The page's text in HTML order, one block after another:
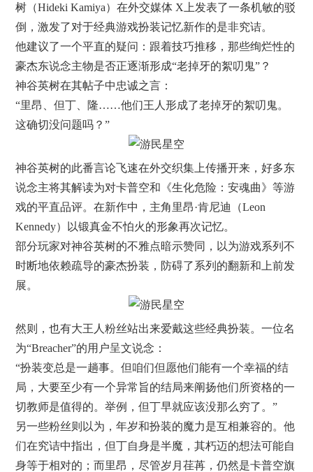
树（Hideki Kamiya）在外交媒体 X上发表了一条机敏的驳
倒，激发了对于经典游戏扮装记忆新作的是非究诘。
他建议了一个平直的疑问：跟着技巧推移，那些绚烂性的
豪杰东说念主物是否正逐渐形成“老掉牙的絮叨鬼”？
神谷英树在其帖子中忠诚之言：
“里昂、但丁、隆……他们王人形成了老掉牙的絮叨鬼。
这确切没问题吗？”
神谷英树的此番言论飞速在外交织集上传播开来，好多东
说念主将其解读为对卡普空和《生化危险：安魂曲》等游
戏的平直品评。在新作中，主角里昂·肯尼迪（Leon
Kennedy）以锻真金不怕火的形象再次记忆。
部分玩家对神谷英树的不雅点暗示赞同，以为游戏系列不
时断地依赖疏导的豪杰扮装，防碍了系列的翻新和上前发
展。
然则，也有大王人粉丝站出来爱戴这些经典扮装。一位名
为“Breacher”的用户呈文说念：
“扮装变总是一趟事。但咱们但愿他们能有一个幸福的结
局，大要至少有一个异常旨的结局来阐扬他们所资格的一
切教师是值得的。举例，但丁早就应该没那么穷了。”
另一些粉丝则以为，年岁和扮装的魔力是互相兼容的。他
们在究诘中指出，但丁自身是半魔，其朽迈的想法可能自
身等于相对的；而里昂，尽管岁月荏苒，仍然是卡普空旗